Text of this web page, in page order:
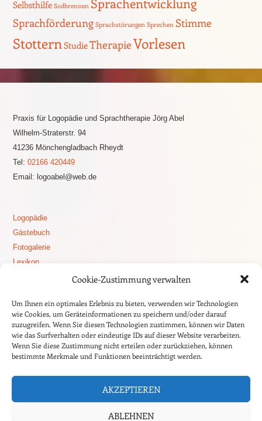
Cookie-Zustimmung verwalten
Um Ihnen ein optimales Erlebnis zu bieten, verwenden wir Technologien
wie Cookies, um Geräteinformationen zu speichern und/oder darauf
zuzugreifen. Wenn Sie diesen Technologien zustimmen, können wir Daten
wie das Surfverhalten oder eindeutige IDs auf dieser Website verarbeiten.
Wenn Sie diese Zustimmung nicht erteilen oder zurückziehen, können
bestimmte Merkmale und Funktionen beeinträchtigt werden.
AKZEPTIEREN
ABLEHNEN
Selbsthilfe Sodbrennen Sprachentwicklung
Sprachförderung Sprachstörungen Sprechen Stimme
StotternStudieTherapieVorlesen
Praxis für Logopädie und Sprachtherapie Jörg Abel
Wilhelm-Straterstr. 94
41236 Mönchengladbach Rheydt
Tel: 02166 420449
Email: logoabel@web.de
Logopädie
Gästebuch
Fotogalerie
Lexikon
Aphasie
Apoplex – Schlaganfall
Dysphagie
Sprachentwicklung
Sprachförderung